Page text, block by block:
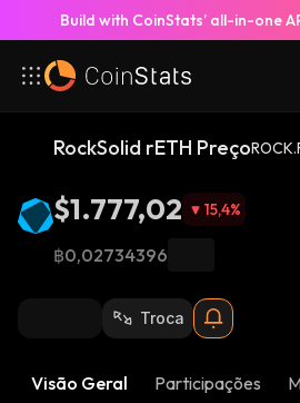
Build with CoinStats’ all-in-one
RockSolid rETH Preço
$1.777,02 15,4%
฿0,02734396
Troca
Visão Geral Participações